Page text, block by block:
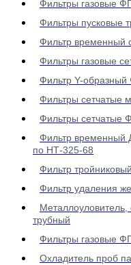
Фильтры газовые
Фильтры пусковые
Фильтр временный
Фильтры газовые
Фильтр Y-
Фильтры сетчатые
Фильтры
Фильтр временный
по НТ-325-68
Фильтр
Фильтр удаления
трубный
Фильтры газовые
Охладитель проб